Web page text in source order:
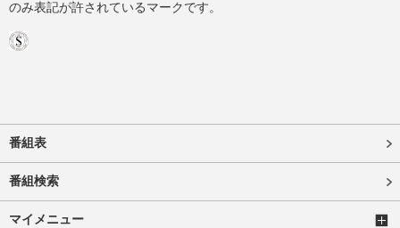
のみ表記が許されているマークです。
番組表
番組検索
マイメニュー